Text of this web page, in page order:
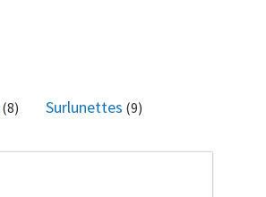
(8) Surlunettes (9)